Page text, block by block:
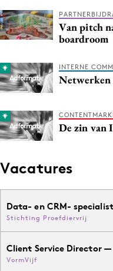
Van pitch
boardroom
INTERNE
Netwerken
De zin van
Vacatures
Data- en CRM- specialist
Stichting Proefdiervrij
Client Service Director
VormVijf